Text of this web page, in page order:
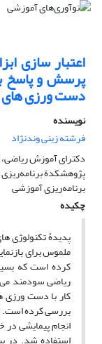
اعتبار سازی
پرسش و پاسخ
دست ورزی های
نویسنده
فرشته زینی وندنژاد
دکترای آموزش
پژوهشکدة
برنامه‌ریزی آموزشی
چکیده
پدیدۀ تکنولوژی
ملموس برای
کرده است که
ریاضی سودمند می
کار با دست ورزی
بررسی کرده است.
انجام پیمایشی